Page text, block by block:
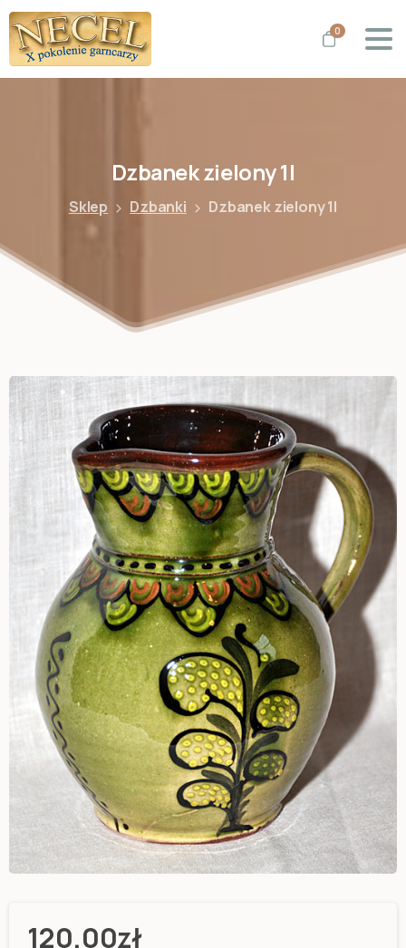
0
Dzbanekzielony1l
Sklep Dzbanki Dzbanek zielony 1l
120,00zł